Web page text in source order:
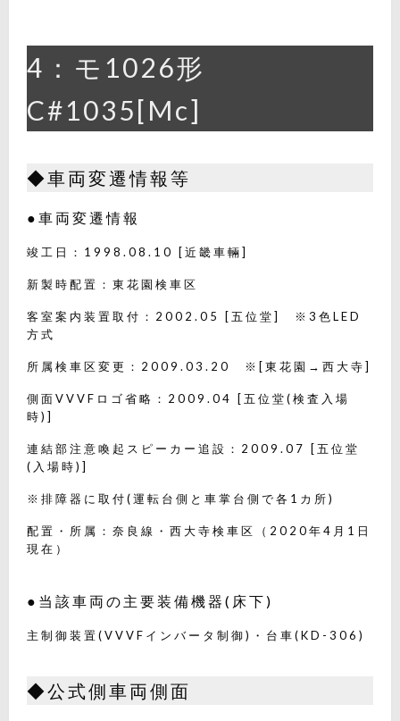
4：モ1026形
C#1035[Mc]
◆車両変遷情報等
●車両変遷情報
竣工日：1998.08.10 [近畿車輛]
新製時配置：東花園検車区
客室案内装置取付：2002.05 [五位堂] ※3色LED
方式
所属検車区変更：2009.03.20 ※[東花園→西大寺]
側面VVVFロゴ省略：2009.04 [五位堂(検査入場
時)]
連結部注意喚起スピーカー追設：2009.07 [五位堂
(入場時)]
※排障器に取付(運転台側と車掌台側で各1カ所)
配置・所属：奈良線・西大寺検車区（2020年4月1日
現在）
●当該車両の主要装備機器(床下)
主制御装置(VVVFインバータ制御)・台車(KD-306)
◆公式側車両側面